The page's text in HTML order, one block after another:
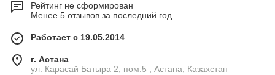
Рейтинг не сформирован
Менее 5 отзывов за последний год
Работает с 19.05.2014
г. Астана
ул. Карасай Батыра 2, пом.5 , Астана, Казахстан